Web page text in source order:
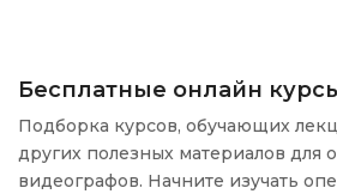
Бесплатные онлайн
Подборка курсов, обучающих
других полезных материалов для
видеографов. Начните изучать